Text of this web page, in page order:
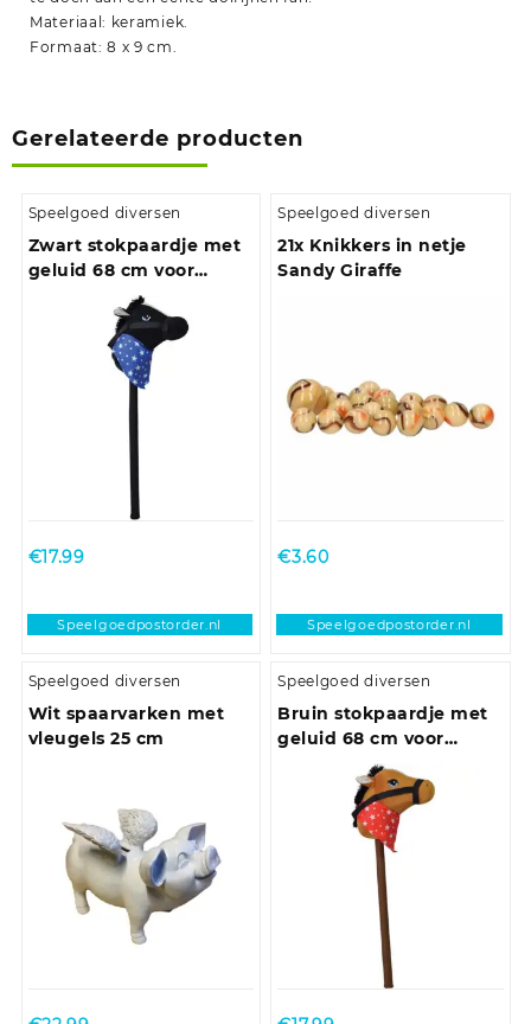
Materiaal: keramiek.
Formaat: 8 x 9 cm.
Gerelateerde producten
Speelgoed diversen
Zwart stokpaardje met
geluid 68 cm voor
€17.99
Speelgoedpostorder.nl
Speelgoed diversen
21x Knikkers in netje
Sandy Giraffe
€3.60
Speelgoedpostorder.nl
Speelgoed diversen
Wit spaarvarken met
vleugels 25 cm
Speelgoed diversen
Bruin stokpaardje met
geluid 68 cm voor